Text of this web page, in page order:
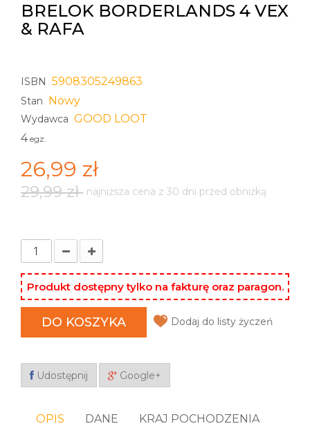
BRELOK BORDERLANDS 4 VEX
& RAFA
ISBN 5908305249863
Stan Nowy
Wydawca GOOD LOOT
4 egz.
26,99 zł
29,99 zł najniższa cena z 30 dni przed obniżką
Produkt dostępny tylko na fakturę oraz paragon.
DO KOSZYKA Dodaj do listy życzeń
Udostępnij Google+
OPIS DANE KRAJ POCHODZENIA